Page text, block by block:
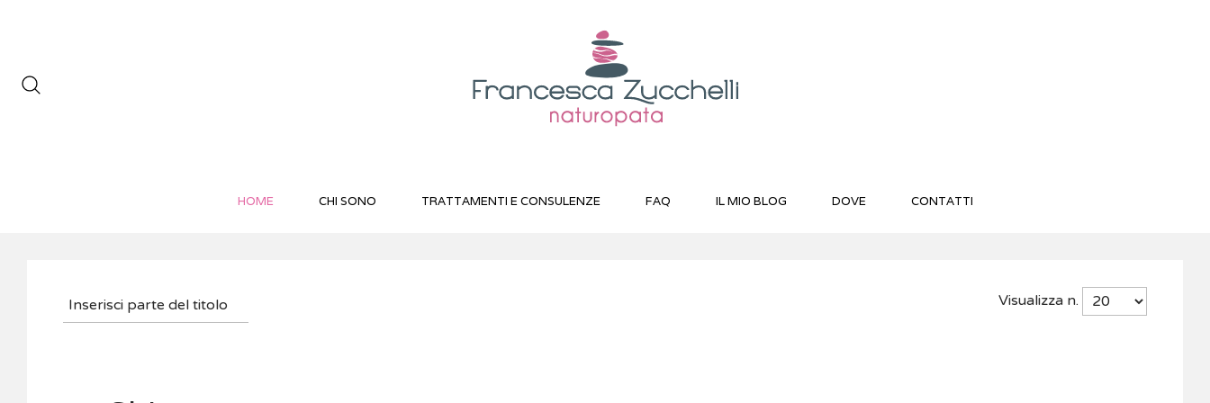
HOME CHI SONO TRATTAMENTI E CONSULENZE FAQ IL MIO BLOG DOVE CONTATTI
Visualizza n.